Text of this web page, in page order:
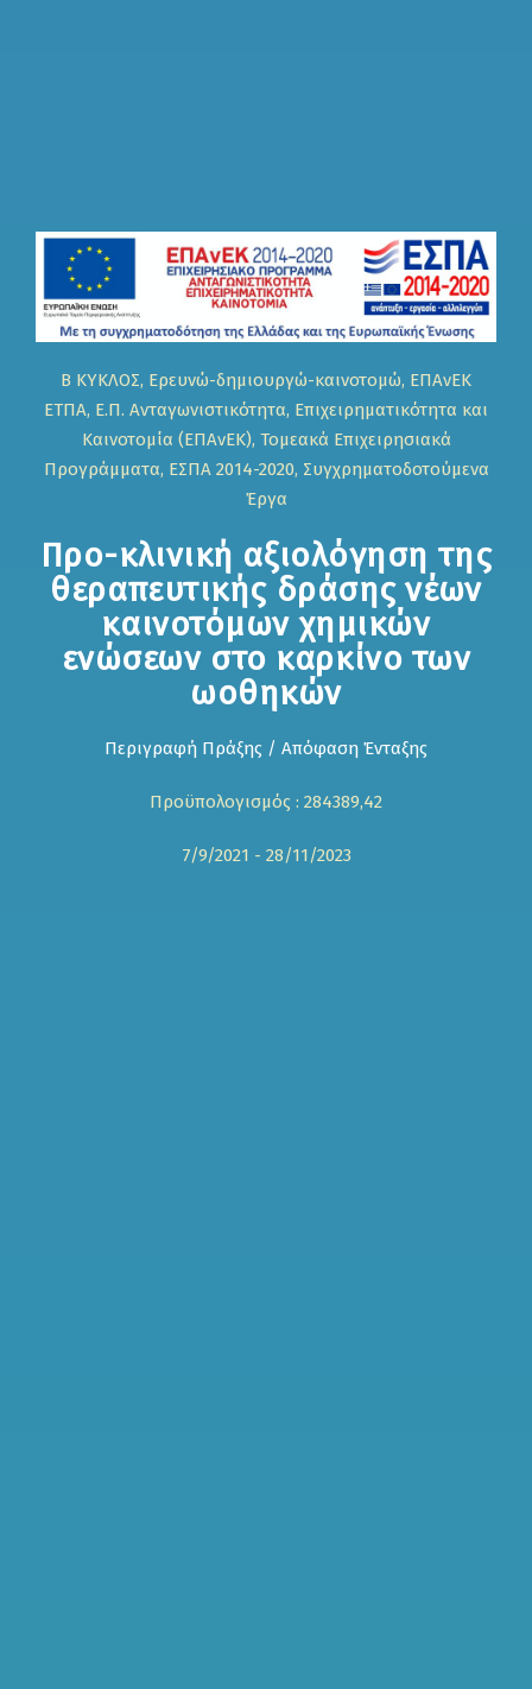
Β ΚΥΚΛΟΣ, Ερευνώ-δημιουργώ-καινοτομώ, ΕΠΑνΕΚ
ΕΤΠΑ, Ε.Π. Ανταγωνιστικότητα, Επιχειρηματικότητα και
Καινοτομία (ΕΠΑνΕΚ), Τομεακά Επιχειρησιακά
Προγράμματα, ΕΣΠΑ 2014-2020, Συγχρηματοδοτούμενα
Έργα
Προ-κλινική αξιολόγηση της
θεραπευτικής δράσης νέων
καινοτόμων χημικών
ενώσεων στο καρκίνο των
ωοθηκών
Περιγραφή Πράξης / Απόφαση Ένταξης
Προϋπολογισμός : 284389,42
7/9/2021 - 28/11/2023